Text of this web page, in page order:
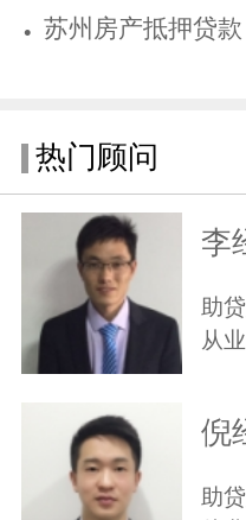
苏州房产抵押贷
热门顾问
李
助
从
倪
助